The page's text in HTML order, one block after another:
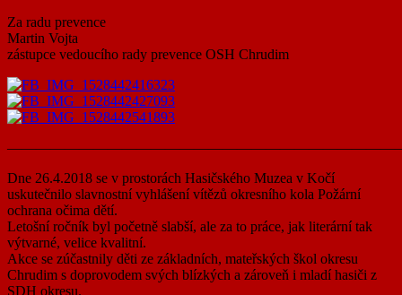
Za radu prevence
Martin Vojta
zástupce vedoucího rady prevence OSH Chrudim
Dne 26.4.2018 se v prostorách Hasičského Muzea v Kočí
uskutečnilo slavnostní vyhlášení vítězů okresního kola Požární
ochrana očima dětí.
Letošní ročník byl početně slabší, ale za to práce, jak literární tak
výtvarné, velice kvalitní.
Akce se zúčastnily děti ze základních, mateřských škol okresu
Chrudim s doprovodem svých blízkých a zároveň i mladí hasiči z
SDH okresu.